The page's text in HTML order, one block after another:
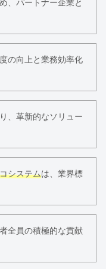
、パートナー企業と
の向上と業務効率化
、革新的なソリュー
システムは、業界標
全員の積極的な貢献